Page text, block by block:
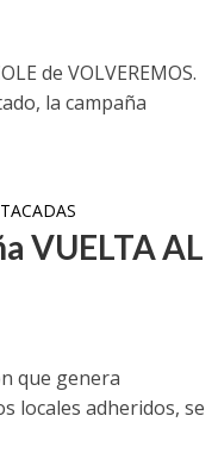
de VOLVEREMOS.
la campaña
VUELTA AL
que genera
locales adheridos, se